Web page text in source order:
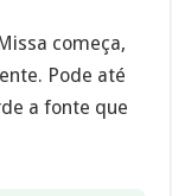
começa,
Pode até
a fonte que